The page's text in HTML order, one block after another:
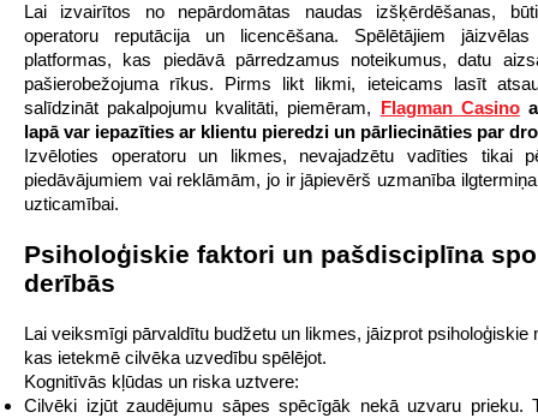
Lai izvairītos no nepārdomātas naudas izšķērdēšanas,
operatoru reputācija un licencēšana. Spēlētājiem jāizvēlas
platformas, kas piedāvā pārredzamus noteikumus, datu
pašierobežojuma rīkus. Pirms likt likmi, ieteicams lasīt
salīdzināt pakalpojumu kvalitāti, piemēram, Flagman Casino
lapā var iepazīties ar klientu pieredzi un pārliecināties par
Izvēloties operatoru un likmes, nevajadzētu vadīties tikai
piedāvājumiem vai reklāmām, jo ir jāpievērš uzmanība
uzticamībai.
Psiholoģiskie faktori un pašdisciplīna
derībās
Lai veiksmīgi pārvaldītu budžetu un likmes, jāizprot psiholoģiskie
kas ietekmē cilvēka uzvedību spēlējot.
Kognitīvās kļūdas un riska uztvere:
Cilvēki izjūt zaudējumu sāpes spēcīgāk nekā uzvaru prieku.